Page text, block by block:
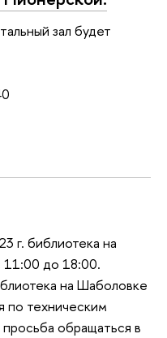
зал будет
г. библиотека на
11:00 до 18:00.
на Шаболовке
по техническим
обращаться в